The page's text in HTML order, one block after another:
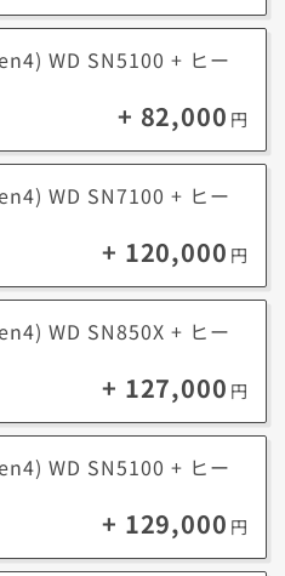
WD SN5100 + ヒー
+ 82,000 円
WD SN7100 + ヒー
+ 120,000 円
WD SN850X + ヒー
+ 127,000 円
WD SN5100 + ヒー
+ 129,000 円